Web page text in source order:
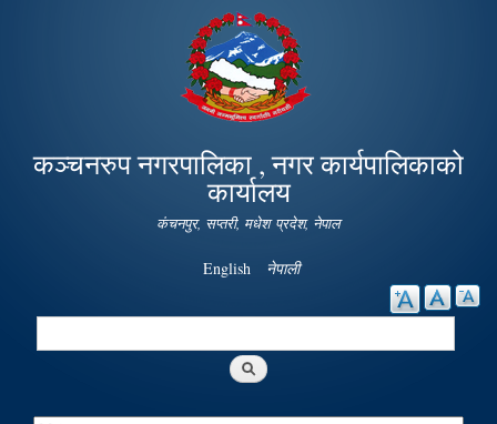
Skip to
main
content
कञ्चनरुप नगरपालिका , नगर कार्यपालिकाको
कार्यालय
कंचनपुर, सप्तरी, मधेश प्रदेश, नेपाल
English नेपाली
Search